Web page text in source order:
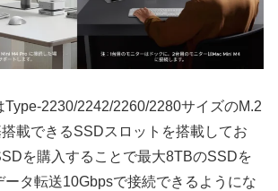
2230/2242/2260/2280サイズのM.2
載できるSSDスロットを搭載してお
を購入することで最大8TBのSSDを
ータ転送10Gbpsで接続できるようにな